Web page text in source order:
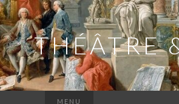
THÉÂTRE
MENU